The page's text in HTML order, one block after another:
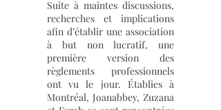
Suite à maintes discussions,
recherches et implications
afin d’établir une association
à but non lucratif, une
première version des
règlements professionnels
ont vu le jour. Établies à
Montréal, Joanabbey, Zuzana